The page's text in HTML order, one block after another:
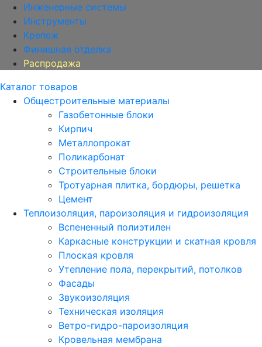
Инженерные системы
Инструменты
Крепеж
Финишная отделка
Распродажа
Каталог товаров
Общестроительные материалы
Газобетонные блоки
Кирпич
Металлопрокат
Поликарбонат
Строительные блоки
Тротуарная плитка, бордюры, решетка
Цемент
Теплоизоляция, пароизоляция и гидроизоляция
Вспененный полиэтилен
Каркасные конструкции и скатная кровля
Плоская кровля
Утепление пола, перекрытий, потолков
Фасады
Звукоизоляция
Техническая изоляция
Ветро-гидро-пароизоляция
Кровельная мембрана